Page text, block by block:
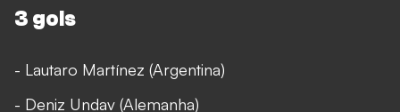
3 gols
- Lautaro Martínez (Argentina)
- Deniz Undav (Alemanha)